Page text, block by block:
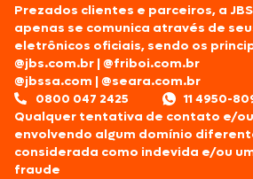
Prezados clientes e parceiros, a
apenas se comunica através de
eletrônicos oficiais, sendo os
@jbs.com.br |@friboi.com.br
@jbssa.com |@seara.com.br
0800 047 2425
11 4950-
Qualquer tentativa de contato e/
envolvendo algum domínio
considerada como indevida e/ou
fraude